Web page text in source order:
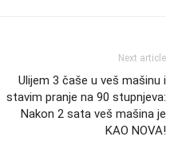
Next article
Ulijem 3 čaše u veš mašinu i
stavim pranje na 90 stupnjeva:
Nakon 2 sata veš mašina je
KAO NOVA!